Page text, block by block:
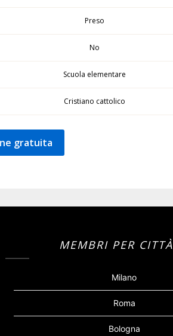
Preso
No
Scuola elementare
Cristiano cattolico
gratuita
MEMBRI PER CITTÀ
Milano
Roma
Bologna